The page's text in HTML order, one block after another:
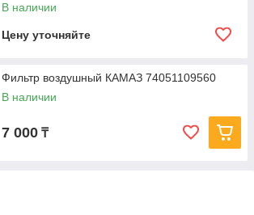
В наличии
Цену уточняйте
Фильтр воздушный КАМАЗ 74051109560
В наличии
7 000 ₸